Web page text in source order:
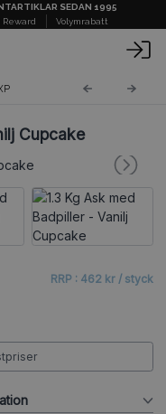
SEDAN 1995
Reward Volymrabatt
Cupcake
RRP : 462 kr / styck